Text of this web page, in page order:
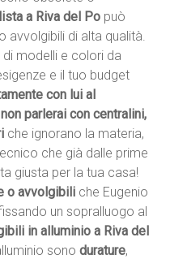
a Riva del Po può
avvolgibili di alta qualità.
modelli e colori da
e il tuo budget
con lui al
non parlerai con centralini,
che ignorano la materia,
che già dalle prime
giusta per la tua casa!
o avvolgibili che Eugenio
un sopralluogo al
in alluminio a Riva del
sonodurature,